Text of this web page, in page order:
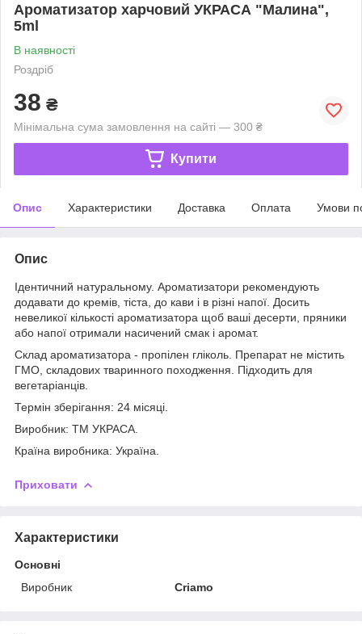
Ароматизатор харчовий УКРАСА "Малина",
5ml
В наявності
Роздріб
38 ₴
Мінімальна сума замовлення на сайті — 300 ₴
Купити
Опис Характеристики Доставка Оплата Умови
Опис
Ідентичний натуральному. Ароматизатори рекомендують
додавати до кремів, тіста, до кави і в різні напої. Досить
невеликої кількості ароматизатора щоб ваші десерти, пряники
або напої отримали насичений смак і аромат.
Склад ароматизатора - пропілен гліколь. Препарат не містить
ГМО, складових тваринного походження. Підходить для
вегетаріанців.
Термін зберігання: 24 місяці.
Виробник: ТМ УКРАСА.
Країна виробника: Україна.
Приховати
Характеристики
Основні
Виробник
Criamo